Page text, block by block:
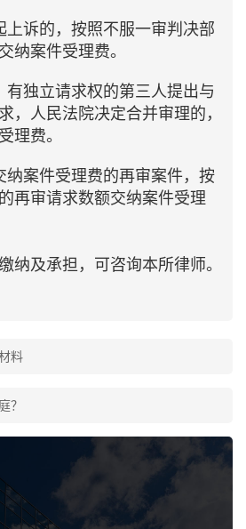
上诉的，按照不服一审判决部
纳案件受理费。
有独立请求权的第三人提出与
，人民法院决定合并审理的，
理费。
纳案件受理费的再审案件，按
再审请求数额交纳案件受理
纳及承担，可咨询本所律师。
料
？